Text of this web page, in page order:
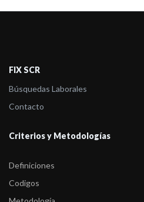
- FIX (afiliada de Fitch Ratings)
FIX (afiliada de Fitch Ratings)
-FIX (afiliada de Fitch Ratings)
FIX SCR
Búsquedas Laborales
Contacto
Criterios y Metodologías
Definiciones
Codigos